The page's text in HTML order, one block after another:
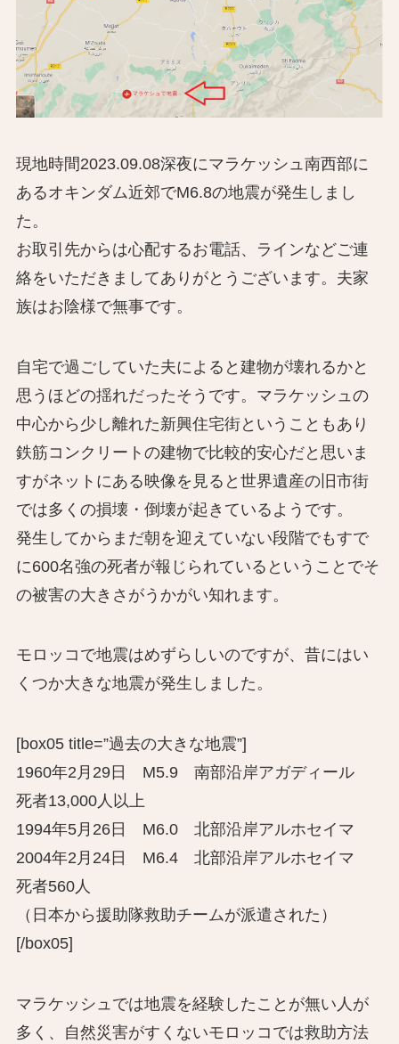
現地時間2023.09.08深夜にマラケッシュ南西部に
あるオキンダム近郊でM6.8の地震が発生しまし
た。
お取引先からは心配するお電話、ラインなどご連
絡をいただきましてありがとうございます。夫家
族はお陰様で無事です。
自宅で過ごしていた夫によると建物が壊れるかと
思うほどの揺れだったそうです。マラケッシュの
中心から少し離れた新興住宅街ということもあり
鉄筋コンクリートの建物で比較的安心だと思いま
すがネットにある映像を見ると世界遺産の旧市街
では多くの損壊・倒壊が起きているようです。
発生してからまだ朝を迎えていない段階でもすで
に600名強の死者が報じられているということでそ
の被害の大きさがうかがい知れます。
モロッコで地震はめずらしいのですが、昔にはい
くつか大きな地震が発生しました。
[box05 title=”過去の大きな地震”]
1960年2月29日 M5.9 南部沿岸アガディール
死者13,000人以上
1994年5月26日 M6.0 北部沿岸アルホセイマ
2004年2月24日 M6.4 北部沿岸アルホセイマ
死者560人
（日本から援助隊救助チームが派遣された）
[/box05]
マラケッシュでは地震を経験したことが無い人が
多く、自然災害がすくないモロッコでは救助方法